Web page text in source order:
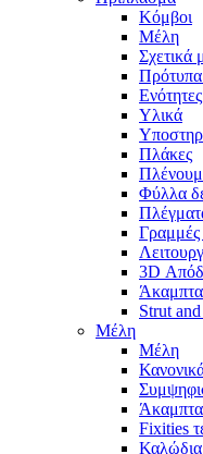
Κόμβοι
Μέλη
Σχετικά
Ενότητες
Υλικά
Πλάκες
Φύλλα
Γραμμές
3D
Strut
Μέλη
Μέλη
Fixities
Καλώδια